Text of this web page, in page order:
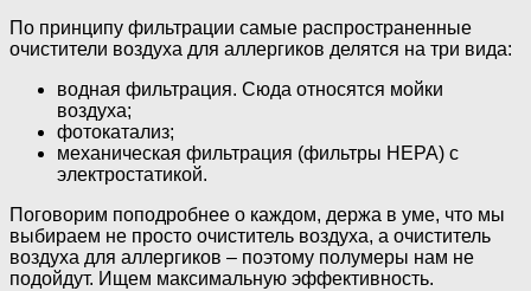
По принципу фильтрации самые распространенные
очистители воздуха для аллергиков делятся на три вида:
водная фильтрация. Сюда относятся мойки
воздуха;
фотокатализ;
механическая фильтрация (фильтры НЕРА) с
электростатикой.
Поговорим поподробнее о каждом, держа в уме, что мы
выбираем не просто очиститель воздуха, а очиститель
воздуха для аллергиков – поэтому полумеры нам не
подойдут. Ищем максимальную эффективность.